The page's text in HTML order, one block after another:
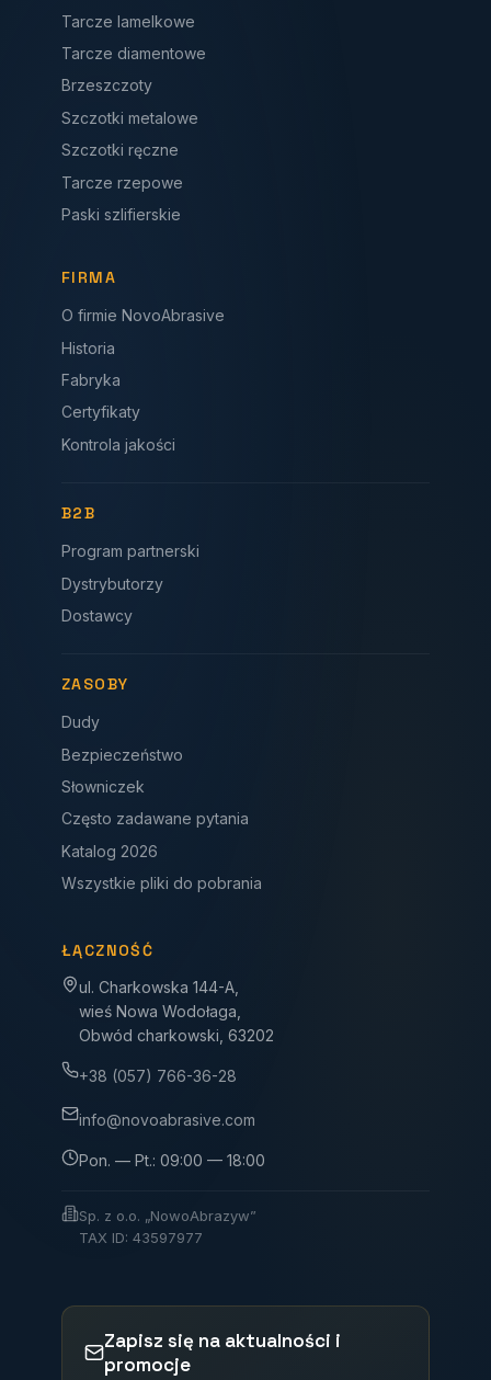
Tarcze lamelkowe
Tarcze diamentowe
Brzeszczoty
Szczotki metalowe
Szczotki ręczne
Tarcze rzepowe
Paski szlifierskie
FIRMA
O firmie NovoAbrasive
Historia
Fabryka
Certyfikaty
Kontrola jakości
B2B
Program partnerski
Dystrybutorzy
Dostawcy
ZASOBY
Dudy
Bezpieczeństwo
Słowniczek
Często zadawane pytania
Katalog 2026
Wszystkie pliki do pobrania
ŁĄCZNOŚĆ
ul. Charkowska 144-A,
wieś Nowa Wodołaga,
Obwód charkowski, 63202
+38 (057) 766-36-28
info@novoabrasive.com
Pon. — Pt.: 09:00 — 18:00
Sp. z o.o. „NowoAbrazyw”
TAX ID: 43597977
Zapisz się na aktualności i
promocje